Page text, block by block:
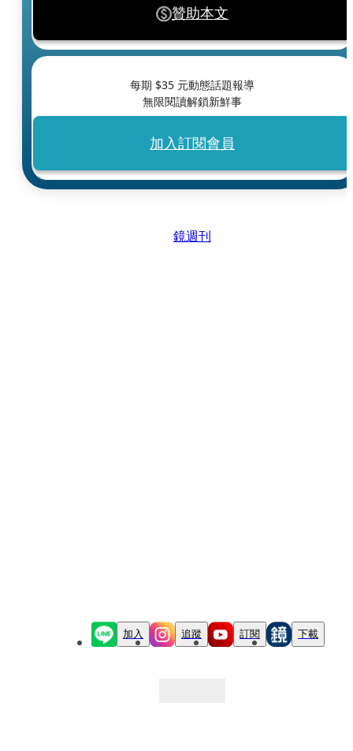
贊助本文
每期 $35 元動態話題報導
無限閱讀解鎖新鮮事
加入訂閱會員
鏡週刊
加入 追蹤 訂閱 下載